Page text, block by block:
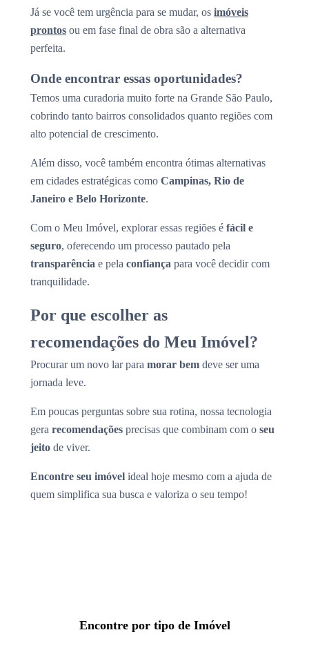
Já se você tem urgência para se mudar, os imóveis
prontos ou em fase final de obra são a alternativa
perfeita.
Onde encontrar essas oportunidades?
Temos uma curadoria muito forte na Grande São Paulo,
cobrindo tanto bairros consolidados quanto regiões com
alto potencial de crescimento.
Além disso, você também encontra ótimas alternativas
em cidades estratégicas como Campinas, Rio de
Janeiro e Belo Horizonte.
Com o Meu Imóvel, explorar essas regiões é fácil e
seguro, oferecendo um processo pautado pela
transparência e pela confiança para você decidir com
tranquilidade.
Por que escolher as
recomendações do Meu Imóvel?
Procurar um novo lar para morar bem deve ser uma
jornada leve.
Em poucas perguntas sobre sua rotina, nossa tecnologia
gera recomendações precisas que combinam com o seu
jeito de viver.
Encontre seu imóvel ideal hoje mesmo com a ajuda de
quem simplifica sua busca e valoriza o seu tempo!
Encontre por tipo de Imóvel